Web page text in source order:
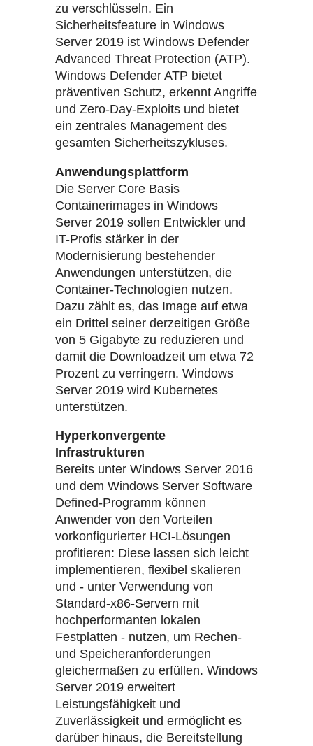
zu verschlüsseln. Ein
Sicherheitsfeature in Windows
Server 2019 ist Windows Defender
Advanced Threat Protection (ATP).
Windows Defender ATP bietet
präventiven Schutz, erkennt Angriffe
und Zero-Day-Exploits und bietet
ein zentrales Management des
gesamten Sicherheitszykluses.
Anwendungsplattform
Die Server Core Basis
Containerimages in Windows
Server 2019 sollen Entwickler und
IT-Profis stärker in der
Modernisierung bestehender
Anwendungen unterstützen, die
Container-Technologien nutzen.
Dazu zählt es, das Image auf etwa
ein Drittel seiner derzeitigen Größe
von 5 Gigabyte zu reduzieren und
damit die Downloadzeit um etwa 72
Prozent zu verringern. Windows
Server 2019 wird Kubernetes
unterstützen.
Hyperkonvergente
Infrastrukturen
Bereits unter Windows Server 2016
und dem Windows Server Software
Defined-Programm können
Anwender von den Vorteilen
vorkonfigurierter HCI-Lösungen
profitieren: Diese lassen sich leicht
implementieren, flexibel skalieren
und - unter Verwendung von
Standard-x86-Servern mit
hochperformanten lokalen
Festplatten - nutzen, um Rechen-
und Speicheranforderungen
gleichermaßen zu erfüllen. Windows
Server 2019 erweitert
Leistungsfähigkeit und
Zuverlässigkeit und ermöglicht es
darüber hinaus, die Bereitstellung